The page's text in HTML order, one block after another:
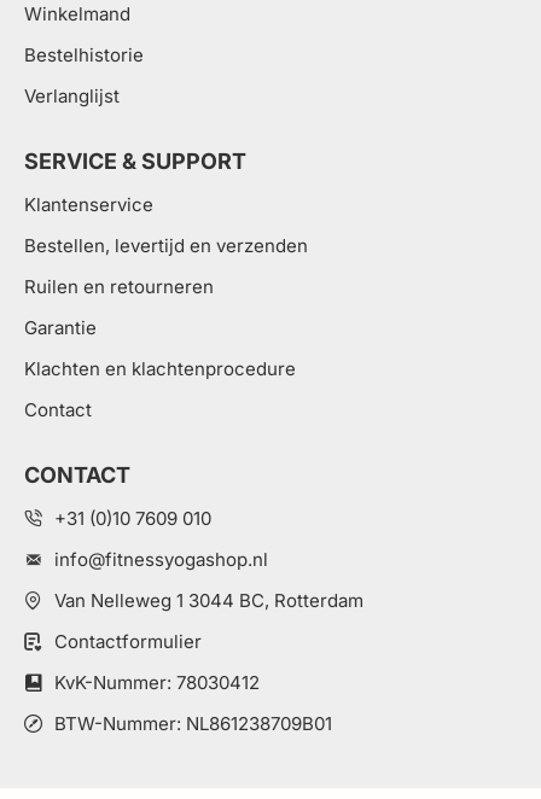
Winkelmand
Bestelhistorie
Verlanglijst
SERVICE & SUPPORT
Klantenservice
Bestellen, levertijd en verzenden
Ruilen en retourneren
Garantie
Klachten en klachtenprocedure
Contact
CONTACT
+31 (0)10 7609 010
info@fitnessyogashop.nl
Van Nelleweg 1 3044 BC, Rotterdam
Contactformulier
KvK-Nummer: 78030412
BTW-Nummer: NL861238709B01